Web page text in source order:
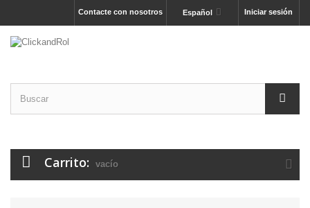
Iniciar sesión
Español
Contacte con nosotros
Carrito: vacío